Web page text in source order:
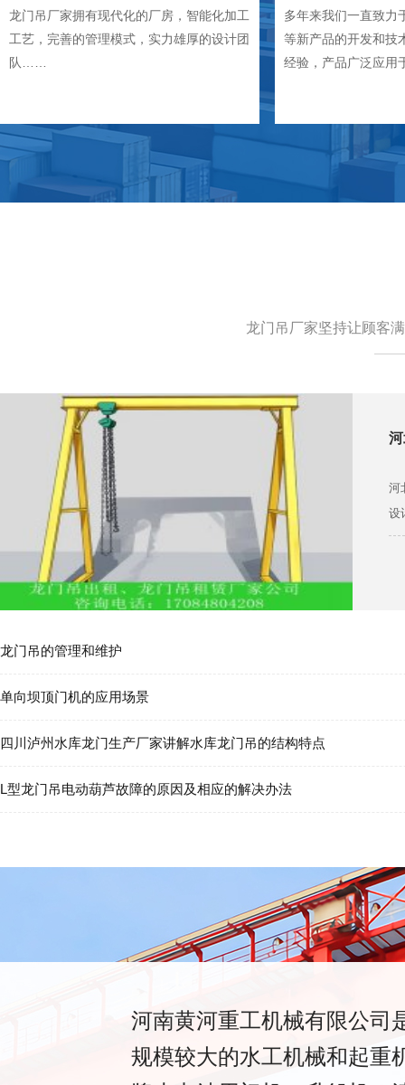
龙门吊厂家拥有现代化的厂房，智能化加工
工艺，完善的管理模式，实力雄厚的设计团
队……
多年来我们一直致力
等新产品的开发和技
经验，产品广泛应用
龙门吊厂家坚持让顾客
河
设
龙门吊的管理和维护
单向坝顶门机的应用场景
四川泸州水库龙门生产厂家讲解水库龙门吊的结构特点
L型龙门吊电动葫芦故障的原因及相应的解决办法
河南黄河重工机械有限公司
规模较大的水工机械和起重